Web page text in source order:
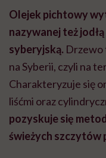
Olejek pichtowy
nazywanej też
syberyjską. Drzewo
na Syberii, czyli na
Charakteryzuje się
liśćmi oraz
pozyskuje się
świeżych szczytów